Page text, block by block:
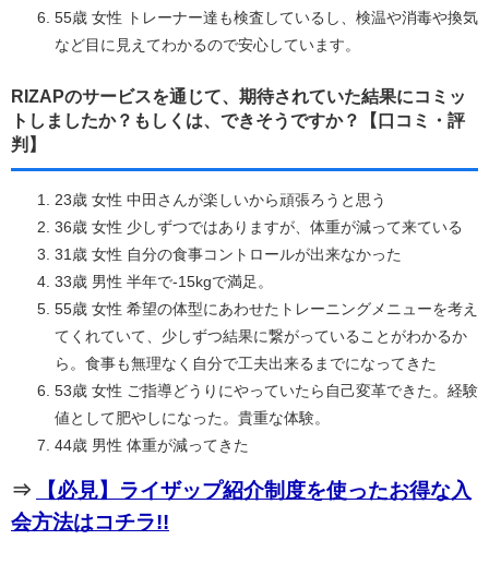
55歳 女性 トレーナー達も検査しているし、検温や消毒や換気
など目に見えてわかるので安心しています。
RIZAPのサービスを通じて、期待されていた結果にコミッ
トしましたか？もしくは、できそうですか？【口コミ・評
判】
23歳 女性 中田さんが楽しいから頑張ろうと思う
36歳 女性 少しずつではありますが、体重が減って来ている
31歳 女性 自分の食事コントロールが出来なかった
33歳 男性 半年で-15kgで満足。
55歳 女性 希望の体型にあわせたトレーニングメニューを考え
てくれていて、少しずつ結果に繋がっていることがわかるか
ら。食事も無理なく自分で工夫出来るまでになってきた
53歳 女性 ご指導どうりにやっていたら自己変革できた。経験
値として肥やしになった。貴重な体験。
44歳 男性 体重が減ってきた
⇒
【必見】ライザップ紹介制度を使ったお得な入
会方法はコチラ!!